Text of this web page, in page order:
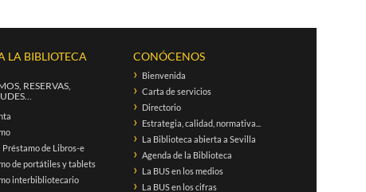
LA BIBLIOTECA
RESERVAS,
Préstamo de Libros-e
de portátiles y tablets
interbibliotecario
CONÓCENOS
Bienvenida
Carta de servicios
Directorio
Estrategia, calidad, normativa...
La Biblioteca abierta a Sevilla
Agenda de la Biblioteca
La BUS en los medios
La BUS en los cifras